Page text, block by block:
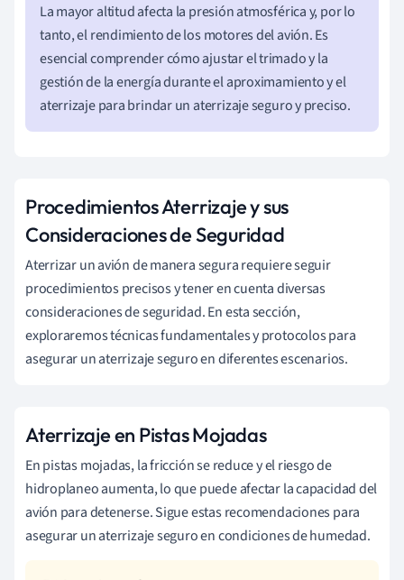
La mayor altitud afecta la presión atmosférica y, por lo
tanto, el rendimiento de los motores del avión. Es
esencial comprender cómo ajustar el trimado y la
gestión de la energía durante el aproximamiento y el
aterrizaje para brindar un aterrizaje seguro y preciso.
Procedimientos Aterrizaje y sus
Consideraciones de Seguridad
Aterrizar un avión de manera segura requiere seguir
procedimientos precisos y tener en cuenta diversas
consideraciones de seguridad. En esta sección,
exploraremos técnicas fundamentales y protocolos para
asegurar un aterrizaje seguro en diferentes escenarios.
Aterrizaje en Pistas Mojadas
En pistas mojadas, la fricción se reduce y el riesgo de
hidroplaneo aumenta, lo que puede afectar la capacidad del
avión para detenerse. Sigue estas recomendaciones para
asegurar un aterrizaje seguro en condiciones de humedad.